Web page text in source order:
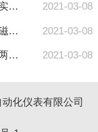
液位计越来越智能？磁翻板液位计实现远程监控 2021-03-08
高温高压中，磁翻板液位计出现消磁？3个方面帮 2021-03-08
磁翻板液位计不好用？盘不动？这两种类型你了 2021-03-08
化仪表有限公司